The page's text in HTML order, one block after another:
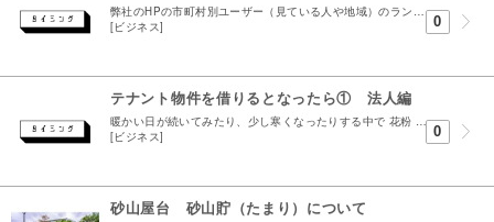
弊社のHPの市町村別ユーザー（見ている人や地域）のランキングです １位浜松市は分かるとして、2位の 港区 は何なんでしょう？（7位の新宿区はオネエ層なのか） 港区女子の間で夜な夜な話題になって...
[ビジネス]
0
テナント物件を借りるとなったら① 法人編
暖かい日が続いてみたり、少し寒くなったりする中で 花粉 が……やってきました。 2025年4月10日のブログでもお伝えしたように私個人は花粉症を克服？（大幅軽減）し...
[ビジネス]
0
砂山屋台 砂山貯（たまり）について